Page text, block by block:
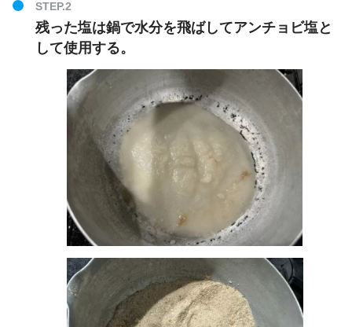
残った塩は鍋で水分を飛ばしてアンチョビ塩と
して使用する。